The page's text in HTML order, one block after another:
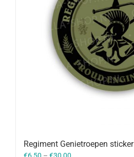
Regiment Genietroepen sticker